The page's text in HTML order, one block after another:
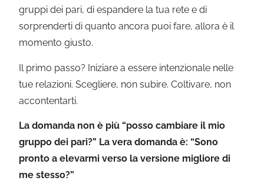
gruppi dei pari, di espandere la tua rete e di
sorprenderti di quanto ancora puoi fare, allora è il
momento giusto.
Il primo passo? Iniziare a essere intenzionale nelle
tue relazioni. Scegliere, non subire. Coltivare, non
accontentarti.
La domanda non è più “posso cambiare il mio
gruppo dei pari?” La vera domanda è: “Sono
pronto a elevarmi verso la versione migliore di
me stesso?”